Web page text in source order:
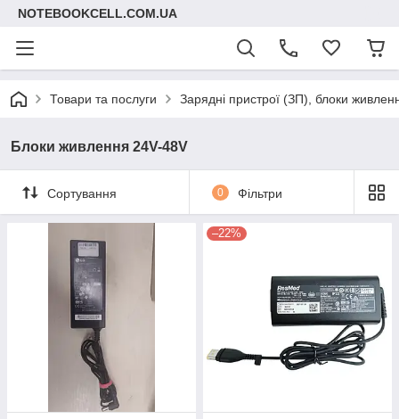
NOTEBOOKCELL.COM.UA
Товари та послуги Зарядні пристрої (ЗП), блоки
Блоки живлення 24V-48V
Сортування 0 Фільтри
–22%